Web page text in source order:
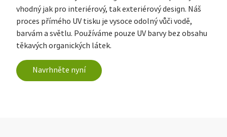
vhodný jak pro interiérový, tak exteriérový design. Náš
proces přímého UV tisku je vysoce odolný vůči vodě,
barvám a světlu. Používáme pouze UV barvy bez obsahu
těkavých organických látek.
Navrhněte nyní